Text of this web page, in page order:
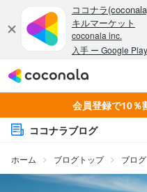
会員登録で10％
ココナラブログ
ホーム ブログトップ ブログ